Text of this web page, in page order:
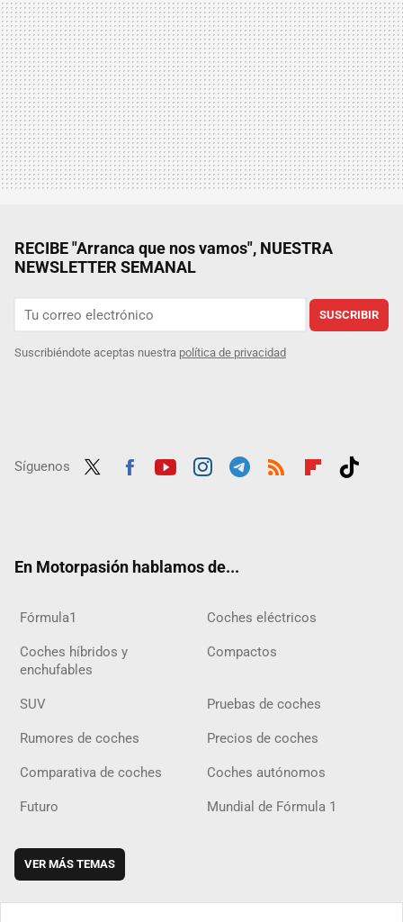
RECIBE "Arranca que nos vamos", NUESTRA
NEWSLETTER SEMANAL
SUSCRIBIR
Suscribiéndote aceptas nuestra política de privacidad
Síguenos
En Motorpasión hablamos de...
Fórmula1 Coches eléctricos
Coches híbridos y
enchufables
Compactos
SUV Pruebas de coches
Rumores de coches Precios de coches
Comparativa de coches Coches autónomos
Futuro Mundial de Fórmula 1
VER MÁS TEMAS